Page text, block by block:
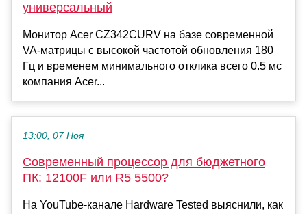
универсальный
Монитор Acer CZ342CURV на базе современной
VA-матрицы с высокой частотой обновления 180
Гц и временем минимального отклика всего 0.5 мс
компания Acer...
13:00, 07 Ноя
Современный процессор для бюджетного
ПК: 12100F или R5 5500?
На YouTube-канале Hardware Tested выяснили, как